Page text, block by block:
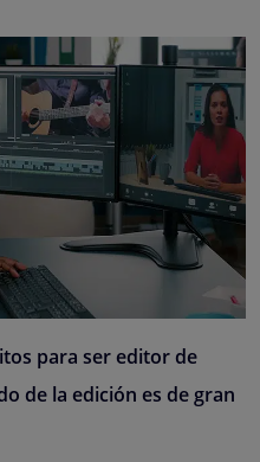
para ser editor de
de la edición es de gran